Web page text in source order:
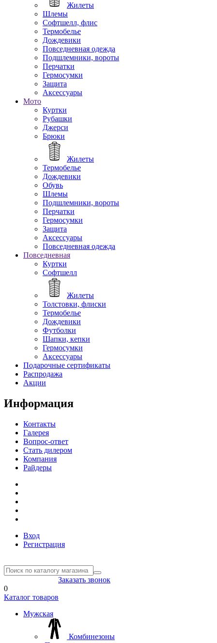
Жилеты
Шлемы
Софтшелл, флис
Термобелье
Дождевики
Повседневная одежда
Подшлемники, вороты
Перчатки
Гермосумки
Защита
Аксессуары
Мото
Куртки
Рубашки
Джерси
Брюки
Жилеты
Термобелье
Дождевики
Обувь
Шлемы
Подшлемники, вороты
Перчатки
Гермосумки
Защита
Аксессуары
Повседневная одежда
Повседневная
Куртки
Софтшелл
Жилеты
Толстовки, флиски
Термобелье
Дождевики
Футболки
Шапки, кепки
Гермосумки
Аксессуары
Подарочные сертификаты
Распродажа
Акции
Информация
Контакты
Галерея
Вопрос-ответ
Стать дилером
Компания
Райдеры
Вход
Регистрация
Заказать звонок
0
Каталог товаров
Мужская
Комбинезоны